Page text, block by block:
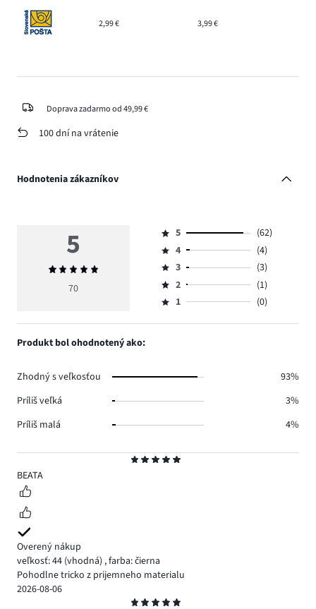
2,99 € 3,99 €
Doprava zadarmo od 49,99 €
100 dní na vrátenie
Hodnotenia zákazníkov
5
BEATA
Overený nákup
veľkosť: 44 (vhodná) ,farba: čierna
Pohodlne tricko z prijemneho materialu
2026-08-06
5
Priemerné
hodnotenie
70
Hodnotenie
5,
počet
hlasov
62.
5
(62)
Hodnotenie
4,
počet
hlasov
4
(4)
Hodnotenie
3,
počet
3
(3)
Hodnotenie
2,
2
(1)
Hodnotenie
1,
1 (0)
Produkt bol ohodnotený ako:
Zhodný s veľkosťou
93%
Príliš veľká
3%
Príliš malá
4%